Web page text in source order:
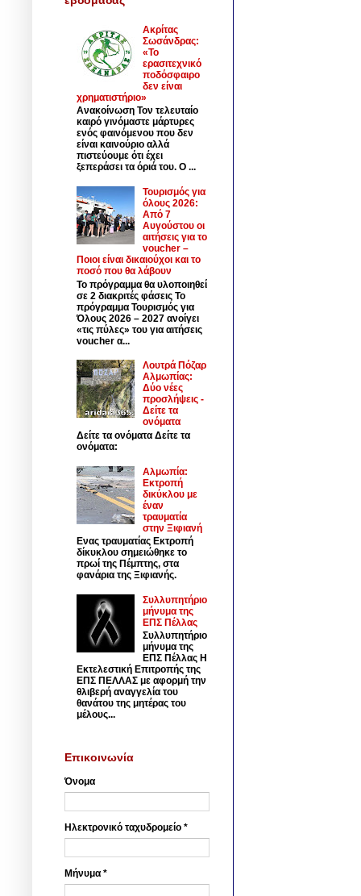
Ακρίτας
Σωσάνδρας:
«Το
ερασιτεχνικό
ποδόσφαιρο
δεν είναι
χρηματιστήριο»
Ανακοίνωση Τον τελευταίο
καιρό γινόμαστε μάρτυρες
ενός φαινόμενου που δεν
είναι καινούριο αλλά
πιστεύουμε ότι έχει
ξεπεράσει τα όριά του. Ο ...
Τουρισμός για
όλους 2026:
Από 7
Αυγούστου οι
αιτήσεις για το
voucher –
Ποιοι είναι δικαιούχοι και το
ποσό που θα λάβουν
Το πρόγραμμα θα υλοποιηθεί
σε 2 διακριτές φάσεις Το
πρόγραμμα Τουρισμός για
Όλους 2026 – 2027 ανοίγει
«τις πύλες» του για αιτήσεις
voucher α...
Λουτρά Πόζαρ
Αλμωπίας:
Δύο νέες
προσλήψεις -
Δείτε τα
ονόματα
Δείτε τα ονόματα Δείτε τα
ονόματα:
Αλμωπία:
Εκτροπή
δικύκλου με
έναν
τραυματία
στην Ξιφιανή
Ενας τραυματίας Εκτροπή
δίκυκλου σημειώθηκε το
πρωί της Πέμπτης, στα
φανάρια της Ξιφιανής.
Συλλυπητήριο
μήνυμα της
ΕΠΣ Πέλλας
Συλλυπητήριο
μήνυμα της
ΕΠΣ Πέλλας Η
Εκτελεστική Επιτροπής της
ΕΠΣ ΠΕΛΛΑΣ με αφορμή την
θλιβερή αναγγελία του
θανάτου της μητέρας του
μέλους...
Επικοινωνία
Όνομα
Ηλεκτρονικό ταχυδρομείο *
Μήνυμα *